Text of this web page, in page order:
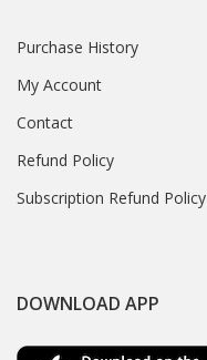
Purchase History
My Account
Contact
Refund Policy
Subscription Refund Policy
DOWNLOAD APP